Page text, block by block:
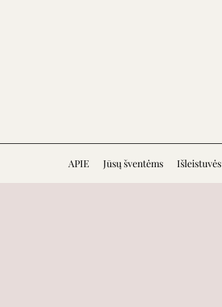
APIE Jūsų šventėms Išleistuvės